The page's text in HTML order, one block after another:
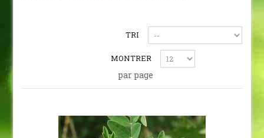
TRI
MONTRER
par page